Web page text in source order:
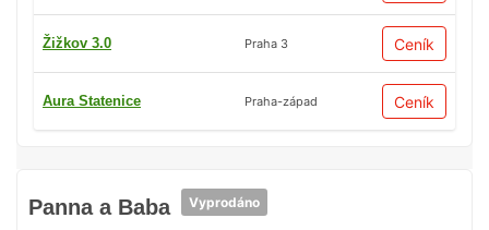
Panna a Baba Vyprodáno
Žižkov 3.0 Praha 3 Ceník
Aura Statenice Praha-západ Ceník